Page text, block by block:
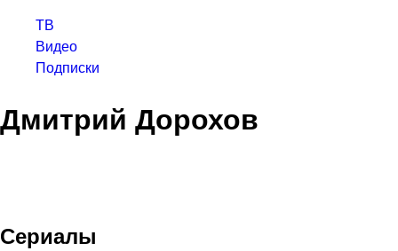
ТВ
Видео
Подписки
Дмитрий Дорохов
Сериалы